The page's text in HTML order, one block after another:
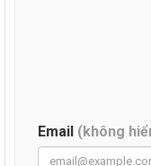
Email (không